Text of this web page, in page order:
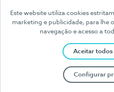
Este website utiliza cookies
marketing e publicidade, para lhe
navegação e acesso a
Aceitar todos
Configurar